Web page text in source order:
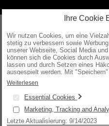
zum
KUNDENLOGIN
Wenn Sie ein Konto haben,
Adresse an.
Ihre Cookie
Wir nutzen Cookies, um eine
stetig zu verbessern sowie
unserer Webseite, Social Media
können sich die Cookies durch
lassen und durch Setzen eines
ausgespielt werden. Mit
Wenn Sie "alle erlauben &
Verwendung aller Cookies ein.
Ihrer Bestätigung in unserer
Weiterlesen
Essential Cookies
Marketing, Tracking and
Letzte Aktualisierung: 9/14/2023